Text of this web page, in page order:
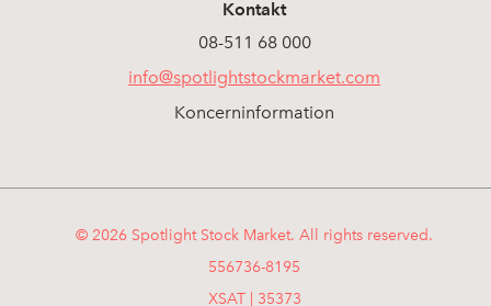
Kontakt
08-511 68 000
info@spotlightstockmarket.com
Koncerninformation
© 2026 Spotlight Stock Market. All rights reserved.
556736-8195
XSAT | 35373